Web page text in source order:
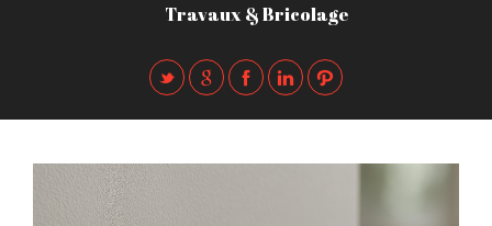
Travaux & Bricolage